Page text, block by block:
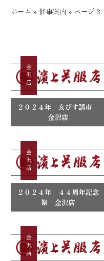
ホーム »催事案内 »ページ 3
金沢店
２０２４年 ゑびす講市
金沢店
金沢店
２０２４年 ４４周年記念
祭 金沢店
金沢店